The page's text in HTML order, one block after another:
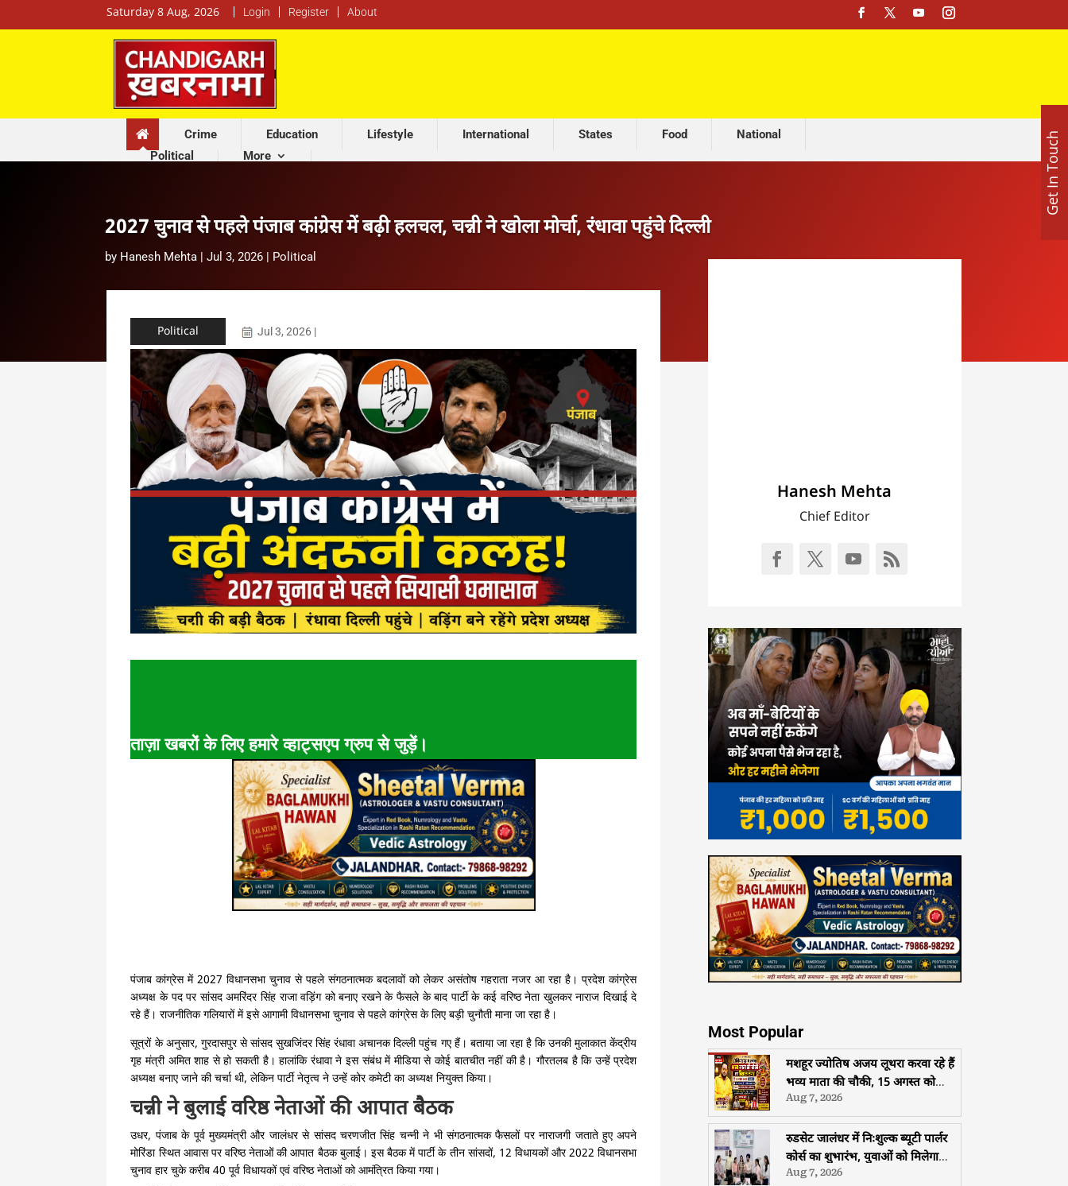
Saturday 8 Aug, 2026 Login Register About
Crime Education Lifestyle International States Food
National
Political
More
2027 चुनाव से पहले पंजाब कांग्रेस में बढ़ी हलचल, चन्नी ने खोला मोर्चा, रंधावा पहुंचे दिल्ली
by Hanesh Mehta | Jul 3, 2026 | Political
Political Jul 3, 2026 |
ताज़ा खबरों के लिए हमारे व्हाट्सएप ग्रुप से जुड़ें।
पंजाब कांग्रेस में 2027 विधानसभा चुनाव से पहले संगठनात्मक बदलावों को लेकर असंतोष गहराता नजर आ रहा है। प्रदेश कांग्रेस
अध्यक्ष के पद पर सांसद अमरिंदर सिंह राजा वड़िंग को बनाए रखने के फैसले के बाद पार्टी के कई वरिष्ठ नेता खुलकर नाराज दिखाई दे
रहे हैं। राजनीतिक गलियारों में इसे आगामी विधानसभा चुनाव से पहले कांग्रेस के लिए बड़ी चुनौती माना जा रहा है।
सूत्रों के अनुसार, गुरदासपुर से सांसद सुखजिंदर सिंह रंधावा अचानक दिल्ली पहुंच गए हैं। बताया जा रहा है कि उनकी मुलाकात केंद्रीय
गृह मंत्री अमित शाह से हो सकती है। हालांकि रंधावा ने इस संबंध में मीडिया से कोई बातचीत नहीं की है। गौरतलब है कि उन्हें प्रदेश
अध्यक्ष बनाए जाने की चर्चा थी, लेकिन पार्टी नेतृत्व ने उन्हें कोर कमेटी का अध्यक्ष नियुक्त किया।
चन्नी ने बुलाई वरिष्ठ नेताओं की आपात बैठक
उधर, पंजाब के पूर्व मुख्यमंत्री और जालंधर से सांसद चरणजीत सिंह चन्नी ने भी संगठनात्मक फैसलों पर नाराजगी जताते हुए अपने
मोरिंडा स्थित आवास पर वरिष्ठ नेताओं की आपात बैठक बुलाई। इस बैठक में पार्टी के तीन सांसदों, 12 विधायकों और 2022 विधानसभा
चुनाव हार चुके करीब 40 पूर्व विधायकों एवं वरिष्ठ नेताओं को आमंत्रित किया गया।
Hanesh Mehta
Chief Editor
Most Popular
मशहूर ज्योतिष अजय लूथरा करवा रहे हैं
भव्य माता की चौकी, 15 अगस्त को
होशियारपुर में सजेगा विशाल धार्मिक
समागम
Aug 7, 2026
रुडसेट जालंधर में निःशुल्क ब्यूटी पार्लर
कोर्स का शुभारंभ, युवाओं को मिलेगा
मुफ्त प्रशिक्षण, हॉस्टल और भोजन की
Aug 7, 2026
Get In Touch